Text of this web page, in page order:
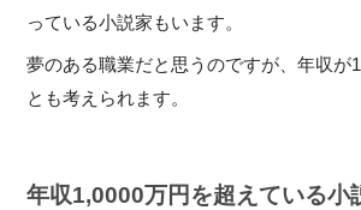
っている小説家もいます。
夢のある職業だと思うのですが、年収が
とも考えられます。
年収1,0000万円を超えている小